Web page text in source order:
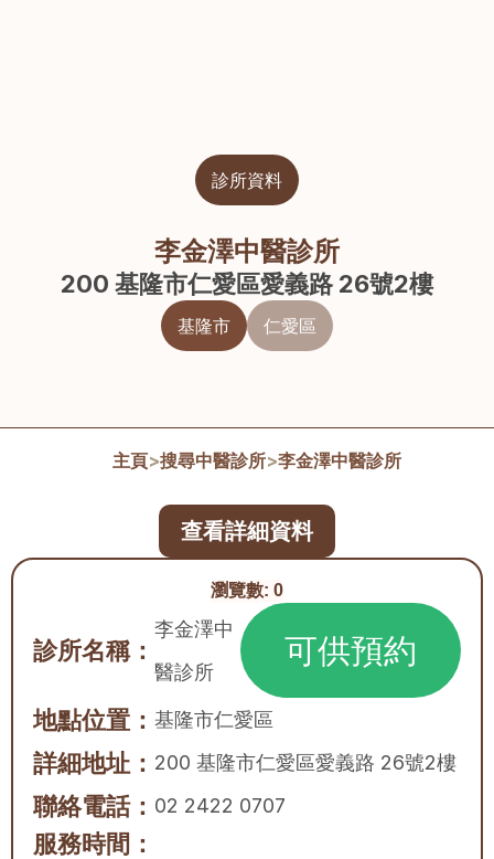
診所資料
李金澤中醫診所
200 基隆市仁愛區愛義路 26號2樓
基隆市 仁愛區
主頁>搜尋中醫診所>李金澤中醫診所
瀏覽數: 0
診所名稱：
李金澤中
醫診所
可供預約
地點位置： 基隆市仁愛區
詳細地址： 200 基隆市仁愛區愛義路 26號2樓
聯絡電話： 02 2422 0707
服務時間：
查看詳細資料